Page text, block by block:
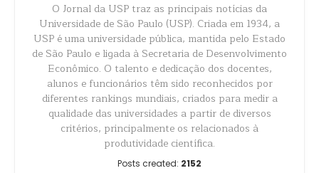
O Jornal da USP traz as principais notícias da
Universidade de São Paulo (USP). Criada em 1934, a
USP é uma universidade pública, mantida pelo Estado
de São Paulo e ligada à Secretaria de Desenvolvimento
Econômico. O talento e dedicação dos docentes,
alunos e funcionários têm sido reconhecidos por
diferentes rankings mundiais, criados para medir a
qualidade das universidades a partir de diversos
critérios, principalmente os relacionados à
produtividade científica.
Posts created: 2152